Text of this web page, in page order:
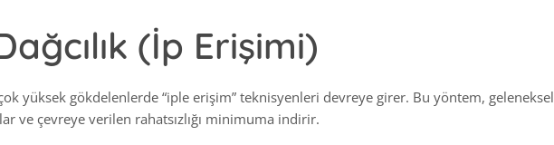
(İp Erişimi)
yüksek gökdelenlerde “iple erişim” teknisyenleri devreye girer. Bu yöntem, geleneksel
ve çevreye verilen rahatsızlığı minimuma indirir.